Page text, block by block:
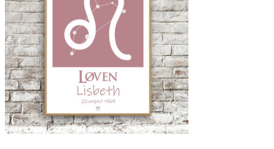
vælges
på
varesiden